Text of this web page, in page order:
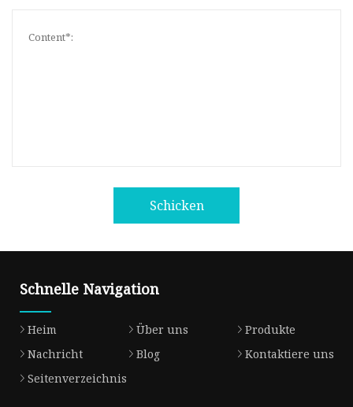
Schicken
Schnelle Navigation
Heim Über uns
Produkte
Nachricht
Blog
Kontaktiere uns
Seitenverzeichnis